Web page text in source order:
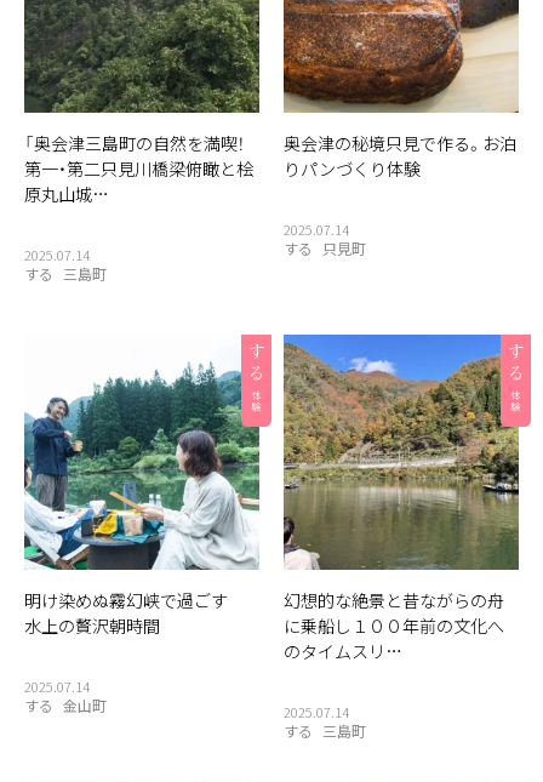
「奥会津三島町の自然を満喫！
第一・第二只見川橋梁俯瞰と桧
原丸山城…
2025.07.14
する 三島町
奥会津の秘境只見で作る。お泊
りパンづくり体験
2025.07.14
する 只見町
明け染めぬ霧幻峡で過ごす
水上の贅沢朝時間
2025.07.14
する 金山町
幻想的な絶景と昔ながらの舟
に乗船し１００年前の文化へ
のタイムスリ…
2025.07.14
する 三島町